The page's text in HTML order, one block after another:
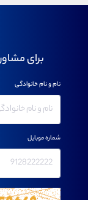
برای
نام و نام خانوادگی
شماره موبایل